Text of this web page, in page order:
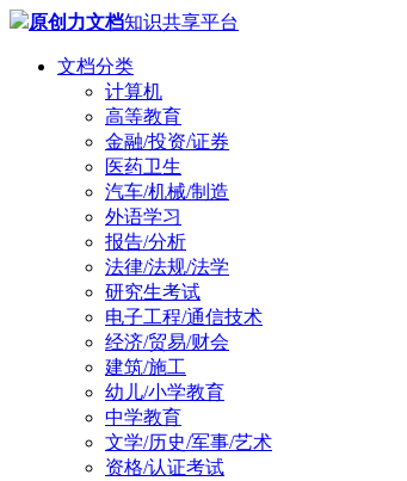
原创力文档知识共享平台
文档分类
计算机
高等教育
金融/投资/证券
医药卫生
汽车/机械/制造
外语学习
报告/分析
法律/法规/法学
研究生考试
电子工程/通信技术
经济/贸易/财会
建筑/施工
幼儿/小学教育
中学教育
文学/历史/军事/艺术
资格/认证考试